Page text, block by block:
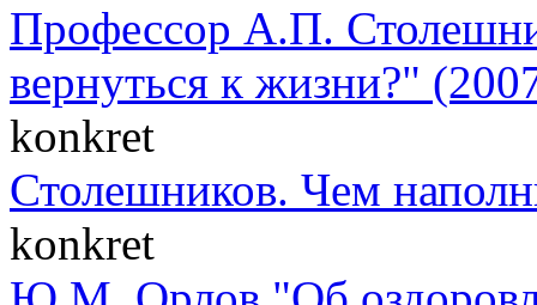
Профессор А.П.
вернуться к жизни?"
konkret
Столешников. Чем
konkret